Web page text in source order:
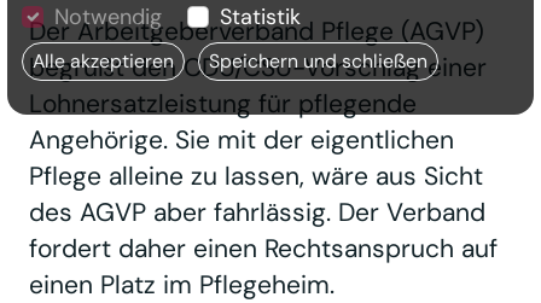
Der Arbeitgeberverband Pflege (AGVP)
begrüßt den CDU/CSU-Vorschlag einer
Lohnersatzleistung für pflegende
Angehörige. Sie mit der eigentlichen
Pflege alleine zu lassen, wäre aus Sicht
des AGVP aber fahrlässig. Der Verband
fordert daher einen Rechtsanspruch auf
einen Platz im Pflegeheim.
Notwendig Statistik
Alle akzeptieren Speichern und schließen